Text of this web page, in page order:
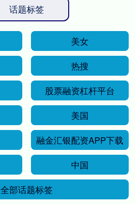
话题标签
美女
热搜
股票融资杠杆平台
美国
融金汇银配资APP下载
中国
全部话题标签